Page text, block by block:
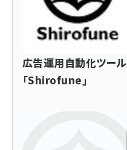
広告運用自動化ツール
「Shirofune」